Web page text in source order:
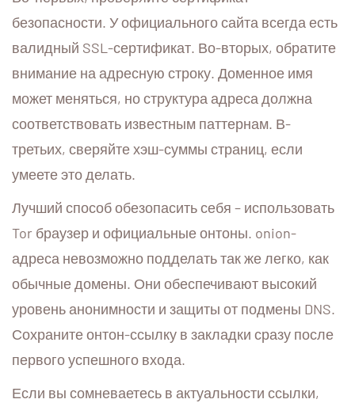
безопасности. У официального сайта всегда есть
валидный SSL-сертификат. Во-вторых, обратите
внимание на адресную строку. Доменное имя
может меняться, но структура адреса должна
соответствовать известным паттернам. В-
третьих, сверяйте хэш-суммы страниц, если
умеете это делать.
Лучший способ обезопасить себя – использовать
Tor браузер и официальные онтоны. onion-
адреса невозможно подделать так же легко, как
обычные домены. Они обеспечивают высокий
уровень анонимности и защиты от подмены DNS.
Сохраните онтон-ссылку в закладки сразу после
первого успешного входа.
Если вы сомневаетесь в актуальности ссылки,